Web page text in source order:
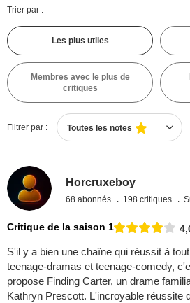
Trier par :
Les plus utiles
Membres avec le plus de
critiques
Filtrer par : Toutes les notes
Horcruxeboy
68 abonnés 198 critiques
Critique de la saison 1
S'il y a bien une chaîne qui réussit à
teenage-dramas et teenage-comedy,
propose Finding Carter, un drame
Kathryn Prescott. L'incroyable réussite